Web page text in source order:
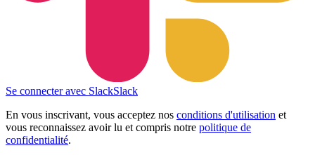
Se connecter avec SlackSlack
En vous inscrivant, vous acceptez nos conditions d'utilisation et
vous reconnaissez avoir lu et compris notre politique de
confidentialité.